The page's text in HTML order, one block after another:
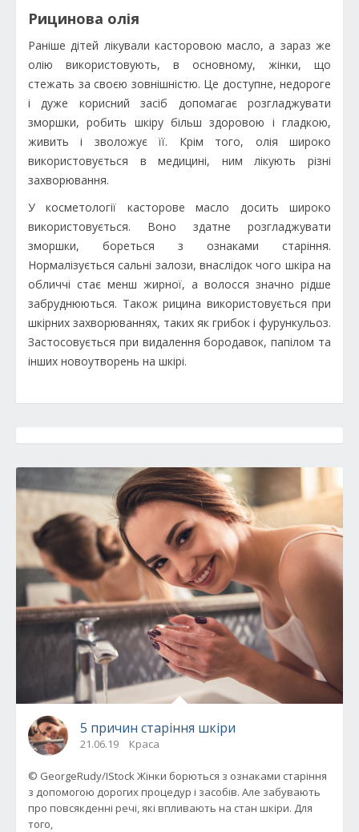
Рицинова олія
Раніше дітей лікували касторовою масло, а зараз же
олію використовують, в основному, жінки, що
стежать за своєю зовнішністю. Це доступне, недороге
і дуже корисний засіб допомагає розгладжувати
зморшки, робить шкіру більш здоровою і гладкою,
живить і зволожує її. Крім того, олія широко
використовується в медицині, ним лікують різні
захворювання.
У косметології касторове масло досить широко
використовується. Воно здатне розгладжувати
зморшки, бореться з ознаками старіння.
Нормалізується сальні залози, внаслідок чого шкіра на
обличчі стає менш жирної, а волосся значно рідше
забруднюються. Також рицина використовується при
шкірних захворюваннях, таких як грибок і фурункульоз.
Застосовується при видалення бородавок, папілом та
інших новоутворень на шкірі.
5 причин старіння шкіри
21.06.19 Краса
© GeorgeRudy/IStock Жінки борються з ознаками старіння
з допомогою дорогих процедур і засобів. Але забувають
про повсякденні речі, які впливають на стан шкіри. Для
того,